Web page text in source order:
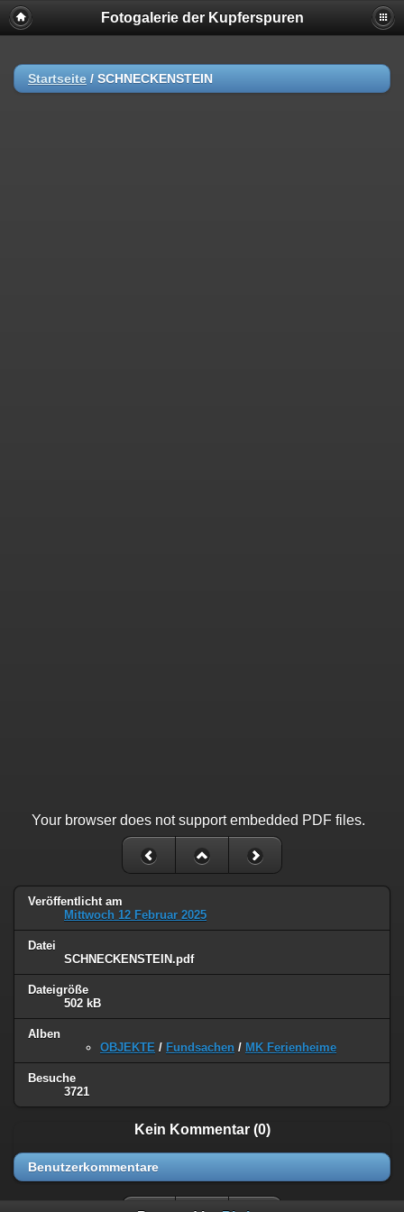
Fotogalerie der Kupferspuren
Startseite / SCHNECKENSTEIN
Your browser does not support embedded PDF files.
Veröffentlicht am
Mittwoch 12 Februar 2025
Datei
SCHNECKENSTEIN.pdf
Dateigröße
502 kB
Alben
OBJEKTE / Fundsachen / MK Ferienheime
Besuche
3721
Kein Kommentar (0)
Benutzerkommentare